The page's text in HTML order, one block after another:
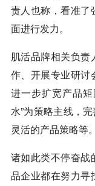
责人也称，看准了
面进行发力。
肌活品牌相关负
作、开展专业研讨
进一步扩宽产品
水”为策略主线，
灵活的产品策略等。
诸如此类不停奋战
品企业都在努力寻